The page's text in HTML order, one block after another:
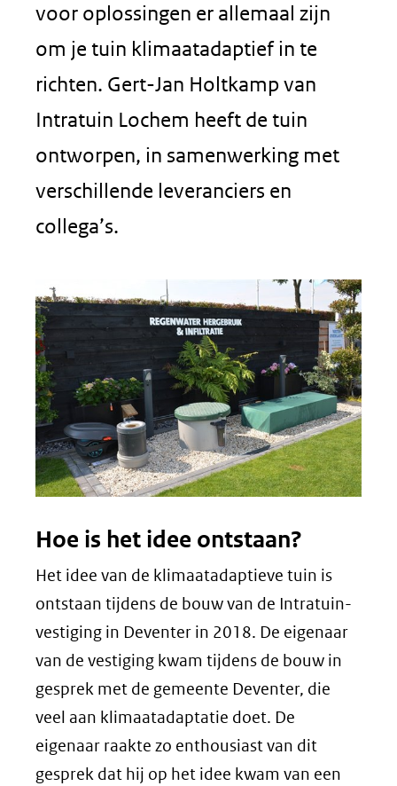
voor oplossingen er allemaal zijn
om je tuin klimaatadaptief in te
richten. Gert-Jan Holtkamp van
Intratuin Lochem heeft de tuin
ontworpen, in samenwerking met
verschillende leveranciers en
collega’s.
Hoe is het idee ontstaan?
Het idee van de klimaatadaptieve tuin is
ontstaan tijdens de bouw van de Intratuin-
vestiging in Deventer in 2018. De eigenaar
van de vestiging kwam tijdens de bouw in
gesprek met de gemeente Deventer, die
veel aan klimaatadaptatie doet. De
eigenaar raakte zo enthousiast van dit
gesprek dat hij op het idee kwam van een